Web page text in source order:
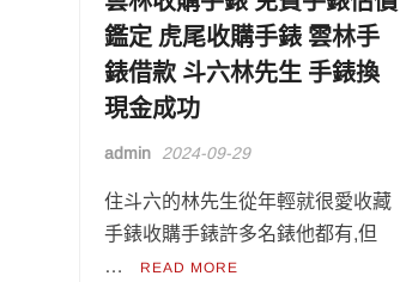
鑑定 虎尾收購手錶 雲林手
錶借款 斗六林先生 手錶換
現金成功
admin 2024-09-29
住斗六的林先生從年輕就很愛收藏
手錶收購手錶許多名錶他都有,但
…
READ MORE